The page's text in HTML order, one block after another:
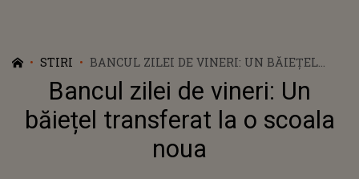
STIRI
BANCUL ZILEI DE VINERI: UN BĂIEȚEL
TRANSFERAT LA O SCOALA NOUA
Bancul zilei de vineri: Un
băiețel transferat la o scoala
noua